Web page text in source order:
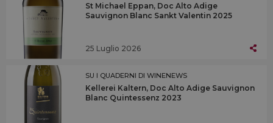
St Michael Eppan, Doc Alto Adige
Sauvignon Blanc Sankt Valentin 2025
25 Luglio 2026
SU I QUADERNI DI WINENEWS
Kellerei Kaltern, Doc Alto Adige Sauvignon
Blanc Quintessenz 2023